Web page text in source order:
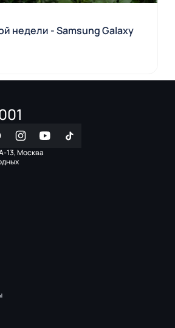
недели - Samsung Galaxy
13, Москва